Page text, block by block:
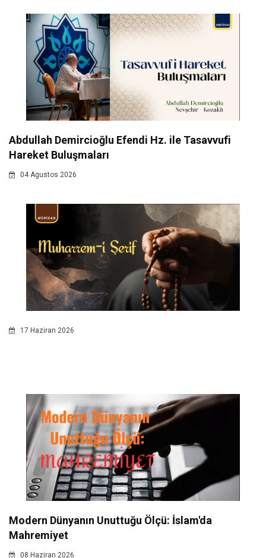
Abdullah Demircioğlu Efendi Hz. ile Tasavvufi
Hareket Buluşmaları
04 Agustos 2026
17 Haziran 2026
Modern Dünyanın Unuttuğu Ölçü: İslam'da
Mahremiyet
08 Haziran 2026